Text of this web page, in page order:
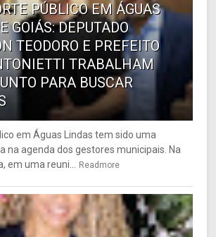
PÚBLICO EM ÁGUAS
GOIÁS: DEPUTADO
TEODORO E PREFEITO
TRABALHAM
PARA BUSCAR
em Águas Lindas tem sido uma
na agenda dos gestores municipais. Na
em uma reuni... Readmore